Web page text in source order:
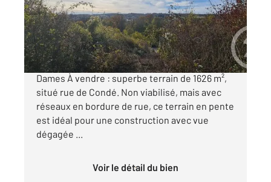
Terrain à vendre
164 000 €
Terrain à bâtir de 1626 m² à Couilly-Pont-aux-
Dames À vendre : superbe terrain de 1626 m²,
situé rue de Condé. Non viabilisé, mais avec
réseaux en bordure de rue, ce terrain en pente
est idéal pour une construction avec vue
dégagée ...
Voir le détail du bien